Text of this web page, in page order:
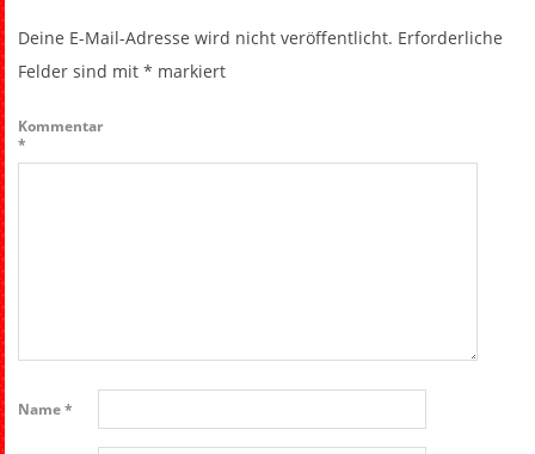
Deine E-Mail-Adresse wird nicht veröffentlicht. Erforderliche
Felder sind mit * markiert
Kommentar
*
Name*